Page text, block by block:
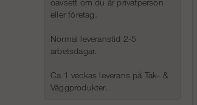
oavsett om du är privatperson
eller företag.
Normal leveranstid 2-5
arbetsdagar.
Ca 1 veckas leverans på Tak- &
Väggprodukter.